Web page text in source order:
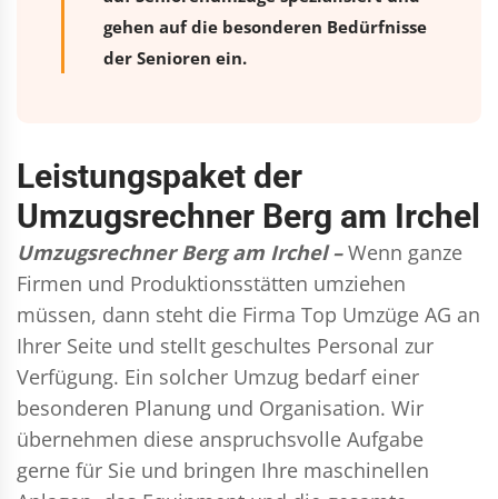
gehen auf die besonderen Bedürfnisse
der Senioren ein.
Leistungspaket der
Umzugsrechner Berg am Irchel
Umzugsrechner Berg am Irchel – Wenn ganze
Firmen und Produktionsstätten umziehen
müssen, dann steht die Firma Top Umzüge AG an
Ihrer Seite und stellt geschultes Personal zur
Verfügung. Ein solcher Umzug bedarf einer
besonderen Planung und Organisation. Wir
übernehmen diese anspruchsvolle Aufgabe
gerne für Sie und bringen Ihre maschinellen